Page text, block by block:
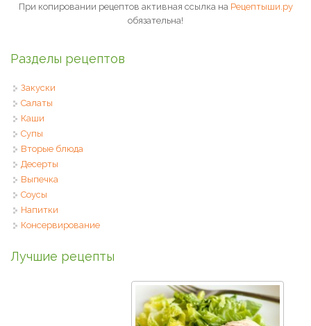
При копировании рецептов активная ссылка на Рецептыши.ру
обязательна!
Разделы рецептов
Закуски
Салаты
Каши
Супы
Вторые блюда
Десерты
Выпечка
Соусы
Напитки
Консервирование
Лучшие рецепты